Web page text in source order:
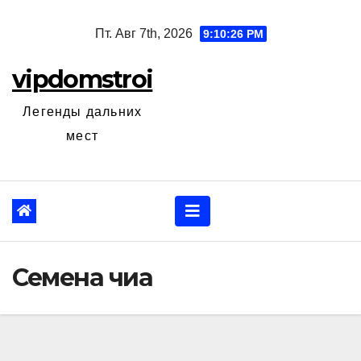
Пт. Авг 7th, 2026 9:10:28 PM
vipdomstroi
Легенды дальних
мест
Семена чиа